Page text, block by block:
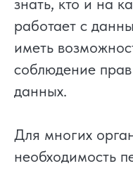
работает с
иметь
соблюдение
данных.
Для многих
необходимость